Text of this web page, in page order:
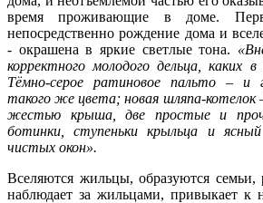
время проживающие в доме.
непосредственно рождение дома и
- окрашена в яркие светлые тона.
корректного молодого дельца, каких
Тёмно-серое ратиновое пальто – и
такого же цвета; новая шляпа-котелок
жестью крыша, две простые и
ботинки, ступеньки крыльца и ясный
чистых окон».
Вселяются жильцы, образуются
наблюдает за жильцами, привыкает к